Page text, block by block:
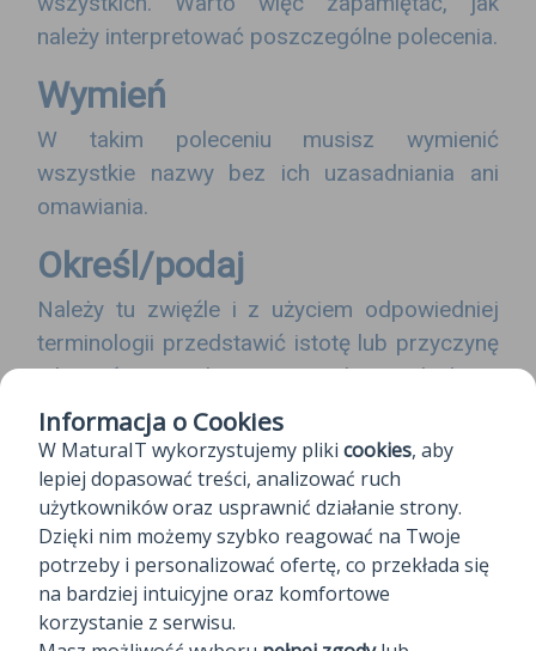
Informacja o Cookies
W MaturaIT wykorzystujemy pliki cookies, aby
lepiej dopasować treści, analizować ruch
użytkowników oraz usprawnić działanie strony.
Dzięki nim możemy szybko reagować na Twoje
potrzeby i personalizować ofertę, co przekłada się
na bardziej intuicyjne oraz komfortowe
korzystanie z serwisu.
należy interpretować poszczególne polecenia.
Wymień
W takim poleceniu musisz wymienić
wszystkie nazwy bez ich uzasadniania ani
omawiania.
Określ/podaj
Należy tu zwięźle i z użyciem odpowiedniej
terminologii przedstawić istotę lub przyczynę
jakiegoś zjawiska. Nie wnikaj jednak w
szczegóły.
Opisz
To pytanie wymaga krótkiego przedstawienia
zagadnienia z dokładnym opisem przebiegu
procesu lub budowy (na przykład organizmu
czy narządu). Pamiętaj o zachowaniu